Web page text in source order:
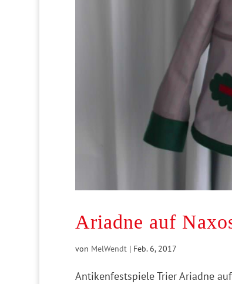
Ariadne auf
von MelWendt| Feb. 6, 2017
Antikenfestspiele Trier Ariadne